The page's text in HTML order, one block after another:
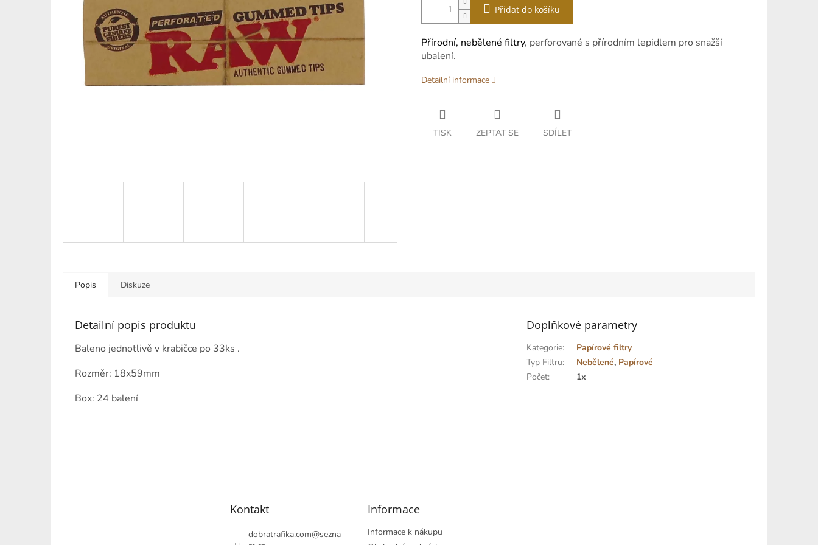
Přidat do košíku
Přírodní, nebělené filtry, perforované s přírodním lepidlem pro snažší
ubalení.
Detailní informace
TISK ZEPTAT SE SDÍLET
Popis Diskuze
Detailní popis produktu
Baleno jednotlivě v krabičce po 33ks .
Rozměr: 18x59mm
Box: 24 balení
Doplňkové parametry
Kategorie:
Papírové filtry
Typ Filtru: Nebělené, Papírové
Počet: 1x
Kontakt
dobratrafika.com@sezna
Informace
Informace k nákupu